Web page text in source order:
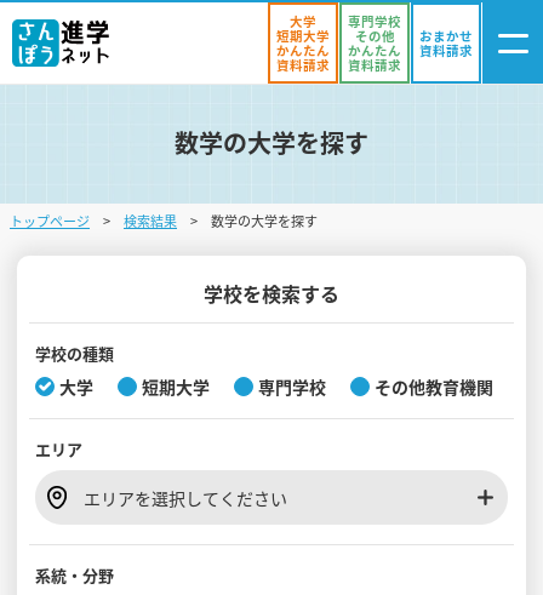
ログイン
・登録
気になる
学校を探す
オープンキャンパスを探す
入試・受験入門
大学
短期大学
かんたん
資料請求
専門学校
その他
かんたん
資料請求
おまかせ
資料請求
数学の大学を探す
トップページ 検索結果 数学の大学を探す
学校を検索する
学校の種類
大学 短期大学 専門学校 その他教育機関
エリア
エリアを選択してください
系統・分野